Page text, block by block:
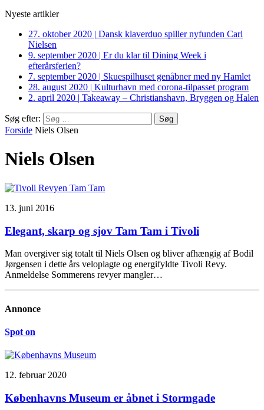
Nyeste artikler
27. oktober 2020 | Dansk klaverduo spiller nyfunden Carl
Nielsen
9. september 2020 | Er du klar til Dining Week i
efterårsferien?
7. september 2020 | Skuespilhuset genåbner med ny Hamlet
28. august 2020 | Kulturhavn med corona-tilpasset program
2. april 2020 | Takeaway – Christianshavn, Bryggen og Halen
Søg efter:
Forside Niels Olsen
Niels Olsen
13. juni 2016
Elegant, skarp og sjov Tam Tam i Tivoli
Man overgiver sig totalt til Niels Olsen og bliver afhængig af Bodil
Jørgensen i dette års veloplagte og energifyldte Tivoli Revy.
Anmeldelse Sommerens revyer mangler…
Annonce
Spot on
12. februar 2020
Københavns Museum er åbnet i Stormgade